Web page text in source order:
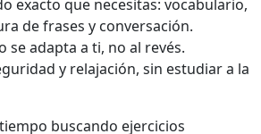
exacto que necesitas: vocabulario,
de frases y conversación.
se adapta a ti, no al revés.
y relajación, sin estudiar a la
buscando ejercicios